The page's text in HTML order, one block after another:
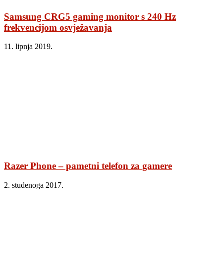
Samsung CRG5 gaming monitor s 240 Hz
frekvencijom osvježavanja
11. lipnja 2019.
Razer Phone – pametni telefon za gamere
2. studenoga 2017.